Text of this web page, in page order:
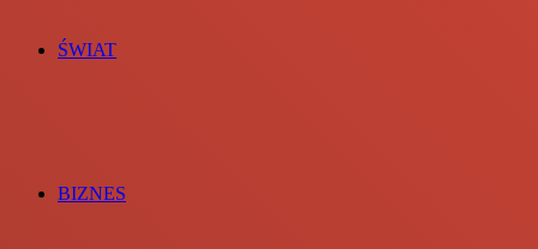
ŚWIAT
BIZNES